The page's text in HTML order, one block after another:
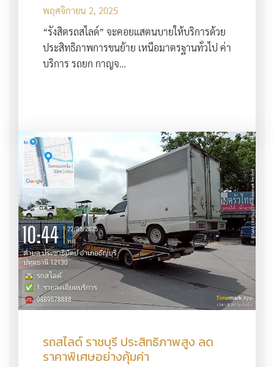
พฤศจิกายน 2, 2025
“รังสิตรถสไลด์” จะคอยแสตนบายให้บริการด้วย
ประสิทธิภาพการขนย้าย เหนือมาตรฐานทั่วไป ค่า
บริการ รถยก กาญจ…
รถสไลด์ ราชบุรี ประสิทธิภาพสูง ลด
ราคาพิเศษอย่างคุ้มค่า